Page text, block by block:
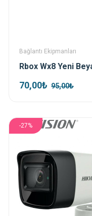
Bağlantı Ekipmanları
70,00₺ 95,00₺
-27%